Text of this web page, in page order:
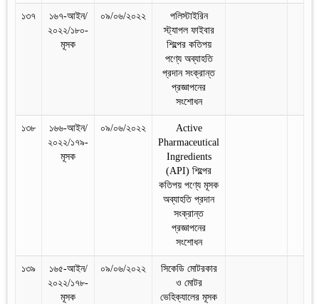
১৩৭
১৬৭-আইন/
২০২২/১৮০-
মূসক
০৯/০৬/২০২২
পলিস্টাইরিন
স্ট্যাপল ফাইবার
শিল্পের কতিপয়
পণ্যে অব্যাহতি
প্রদান সংক্রান্ত
প্রজ্ঞাপনের
সংশোধন
১৩৮
১৬৬-আইন/
২০২২/১৭৯-
মূসক
০৯/০৬/২০২২
Active
Pharmaceutical
Ingredients
(API) শিল্পের
কতিপয় পণ্যে মূসক
অব্যাহতি প্রদান
সংক্রান্ত
প্রজ্ঞাপনের
সংশোধন
১৩৯
১৬৫-আইন/
২০২২/১৭৮-
মূসক
০৯/০৬/২০২২
সিকেডি মোটরকার
ও মোটর
ভেহিক্যালের মূসক